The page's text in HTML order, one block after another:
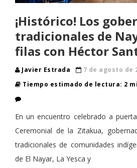
¡Histórico! Los
tradicionales de
filas con Héctor
Javier Estrada
7 de agosto de
Tiempo estimado de lectura: 2
En un encuentro celebrado a
Ceremonial de la Zitakua,
tradicionales de comunidades
de El Nayar, La Yesca y